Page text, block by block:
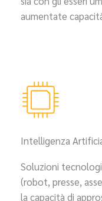
aumentate
Intelligenza
Soluzioni
(robot, presse,
la capacità di